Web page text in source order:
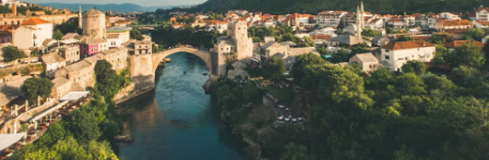
INFRASTRUKTUR
Remote Embedded
Nahtlose Integration der HR in bestehende Abläufe
Plattform
Integrierte HR-Kernfunktionen für dein Team
Mittelstand
Maßgeschneiderte HR-Lösungen, um Teams zu
vergrößern
Enterprise
Globale HR für Konzerne und Großunternehmen
LERNEN MIT REMOTE
Forschung und Leitfäden
Fallstudien
HR-Glossar
Español
Italiano
Português (Portugal)